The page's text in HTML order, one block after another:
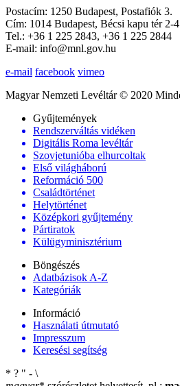
Postacím: 1250 Budapest, Postafiók 3.
Cím: 1014 Budapest, Bécsi kapu tér 2-
Tel.: +36 1 225 2843, +36 1 225 2844
E-mail: info@mnl.gov.hu
e-mail facebook vimeo
Magyar Nemzeti Levéltár © 2020
Gyűjtemények
Rendszerváltás vidéken
Digitális Roma levéltár
Szovjetunióba elhurcoltak
Első világháború
Reformáció 500
Családtörténet
Helytörténet
Középkori gyűjtemény
Pártiratok
Külügyminisztérium
Böngészés
Adatbázisok A-Z
Kategóriák
Információ
Használati útmutató
Impresszum
Keresési segítség
* ? " - \